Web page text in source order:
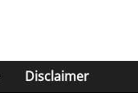
Disclaimer